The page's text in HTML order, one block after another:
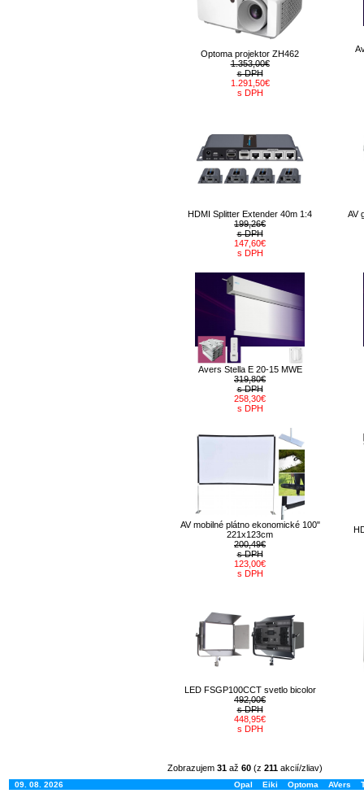
Optoma projektor ZH462
1.353,00€
s DPH
1.291,50€
s DPH
HDMI Splitter Extender 40m 1:4
199,26€
s DPH
147,60€
s DPH
AV
Avers Stella E 20-15 MWE
319,80€
s DPH
258,30€
s DPH
AV mobilné plátno ekonomické 100"
221x123cm
200,49€
s DPH
123,00€
s DPH
LED FSGP100CCT svetlo bicolor
492,00€
s DPH
448,95€
s DPH
Zobrazujem 31 až 60 (z 211 akcií/zliav)
09. 08. 2026 Opal Eiki Optoma AVers